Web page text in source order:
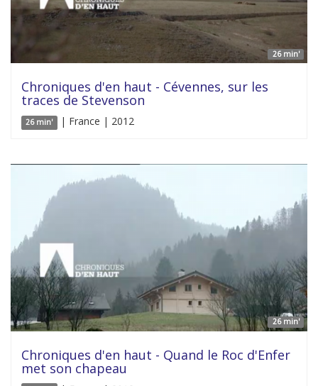
26 min'
Chroniques d'en haut - Cévennes, sur les
traces de Stevenson
26 min' | France | 2012
26 min'
Chroniques d'en haut - Quand le Roc d'Enfer
met son chapeau